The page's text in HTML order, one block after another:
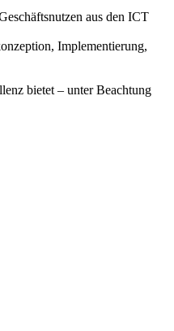
aus den ICT
Implementierung,
bietet – unter Beachtung